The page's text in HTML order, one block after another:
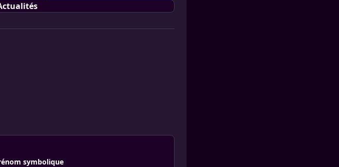
symbolique